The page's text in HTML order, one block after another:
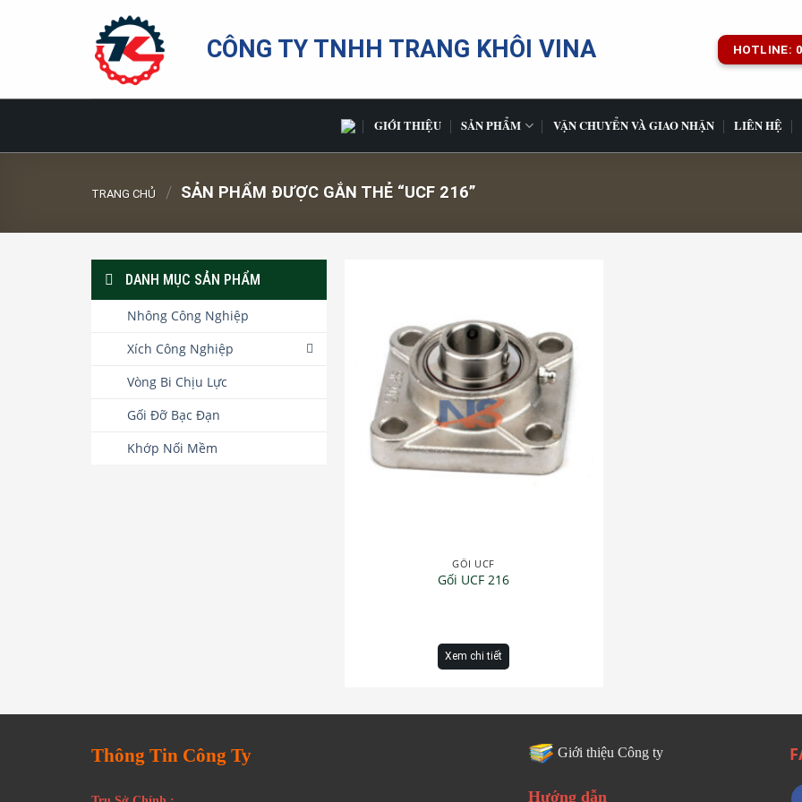
CÔNG TY TNHH TRANG KHÔI VINA HOTLINE:
GIỚI THIỆU SẢN PHẨM VẬN CHUYỂN VÀ GIAO NHẬN LIÊN HỆ
TRANG CHỦ / SẢN PHẨM ĐƯỢC GẮN THẺ “UCF 216”
DANH MỤC SẢN PHẨM
Nhông Công Nghiệp
Xích Công Nghiệp
Vòng Bi Chịu Lực
Gối Đỡ Bạc Đạn
Khớp Nối Mềm
GỐI UCF
Gối UCF 216
Xem chi tiết
Thông Tin Công Ty Giới thiệu Công ty
Hướng dẫn